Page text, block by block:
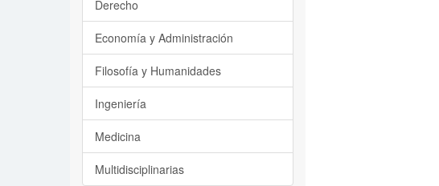
Derecho
Economía y Administración
Filosofía y Humanidades
Ingeniería
Medicina
Multidisciplinarias